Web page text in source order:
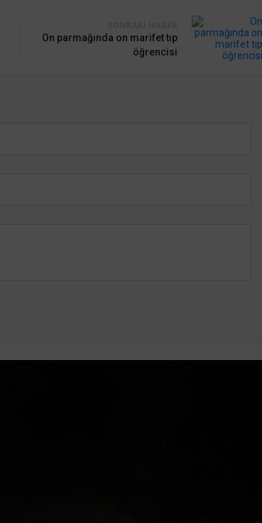
On parmağında on marifet tıp
öğrencisi